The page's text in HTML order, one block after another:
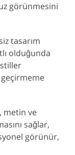
görünmesini
tasarım
olduğunda
geçirmeme
metin ve
sağlar,
görünür,